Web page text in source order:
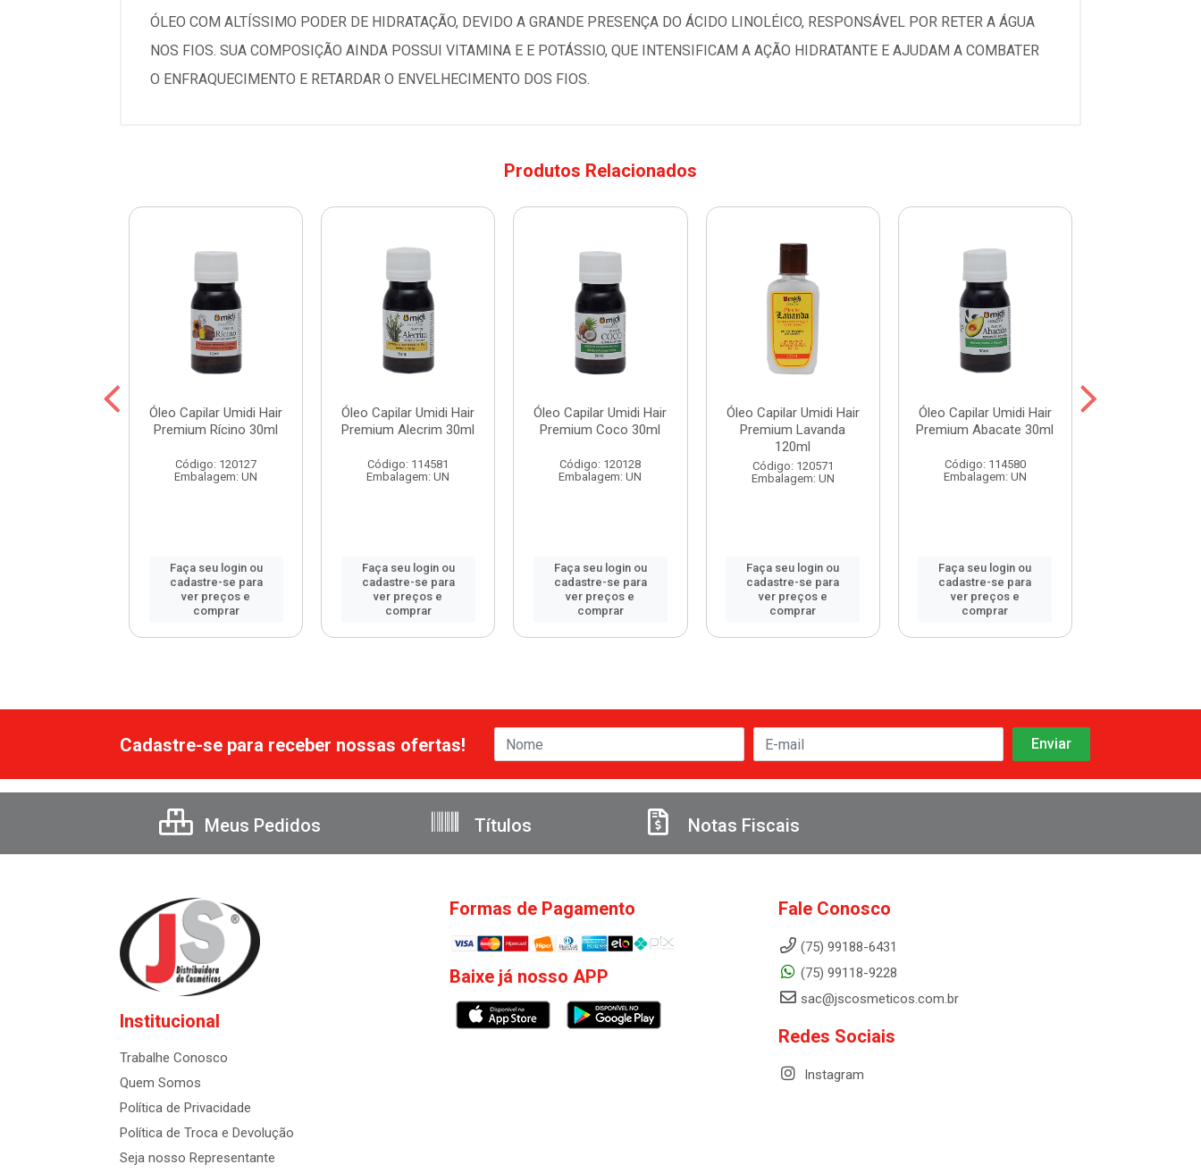
ÓLEO COM ALTÍSSIMO PODER DE HIDRATAÇÃO, DEVIDO A GRANDE PRESENÇA DO ÁCIDO LINOLÉICO, RESPONSÁVEL POR RETER A ÁGUA
NOS FIOS. SUA COMPOSIÇÃO AINDA POSSUI VITAMINA E E POTÁSSIO, QUE INTENSIFICAM A AÇÃO HIDRATANTE E AJUDAM A COMBATER
O ENFRAQUECIMENTO E RETARDAR O ENVELHECIMENTO DOS FIOS.
Produtos Relacionados
Óleo Capilar Umidi Hair
Premium Rícino 30ml
Código: 120127
Embalagem: UN
Faça seu login ou
cadastre-se para
ver preços e
comprar
Óleo Capilar Umidi Hair
Premium Alecrim 30ml
Código: 114581
Embalagem: UN
Faça seu login ou
cadastre-se para
ver preços e
comprar
Óleo Capilar Umidi Hair
Premium Coco 30ml
Código: 120128
Embalagem: UN
Faça seu login ou
cadastre-se para
ver preços e
comprar
Óleo Capilar Umidi Hair
Premium Lavanda
120ml
Código: 120571
Embalagem: UN
Faça seu login ou
cadastre-se para
ver preços e
comprar
Óleo Capilar Umidi Hair
Premium Abacate 30ml
Código: 114580
Embalagem: UN
Faça seu login ou
cadastre-se para
ver preços e
comprar
Cadastre-se para receber nossas ofertas!
Meus Pedidos Títulos Notas Fiscais
Institucional
Trabalhe Conosco
Quem Somos
Política de Privacidade
Política de Troca e Devolução
Seja nosso Representante
Formas de Pagamento
Baixe já nosso APP
Fale Conosco
(75) 99188-6431
(75) 99118-9228
sac@jscosmeticos.com.br
Redes Sociais
Instagram